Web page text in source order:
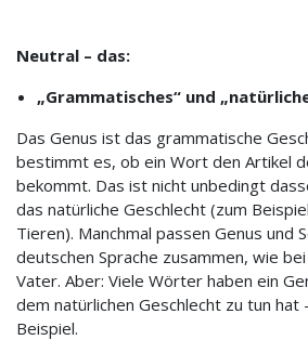
Neutral – das:
„Grammatisches“ und
Das Genus ist das grammatische
bestimmt es, ob ein Wort den Artikel
bekommt. Das ist nicht unbedingt
das natürliche Geschlecht (zum
Tieren). Manchmal passen Genus und
deutschen Sprache zusammen, wie
Vater. Aber: Viele Wörter haben ein
dem natürlichen Geschlecht zu tun hat
Beispiel.